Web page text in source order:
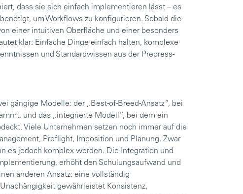
dass sie sich einfach implementieren lässt – es
um Workflows zu konfigurieren. Sobald die
einer intuitiven Oberfläche und einer besonders
klar: Einfache Dinge einfach halten, komplexe
und Standardwissen aus der Prepress-
gängige Modelle: der „Best-of-Breed-Ansatz“, bei
und das „integrierte Modell“, bei dem ein
Viele Unternehmen setzen noch immer auf die
Preflight, Imposition und Planung. Zwar
es jedoch komplex werden. Die Integration und
erhöht den Schulungsaufwand und
anderen Ansatz: eine vollständig
gewährleistet Konsistenz,